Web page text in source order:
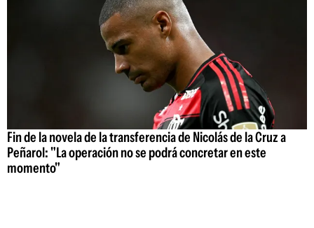
Fin de la novela de la transferencia de Nicolás de la Cruz a
Peñarol: "La operación no se podrá concretar en este
momento"